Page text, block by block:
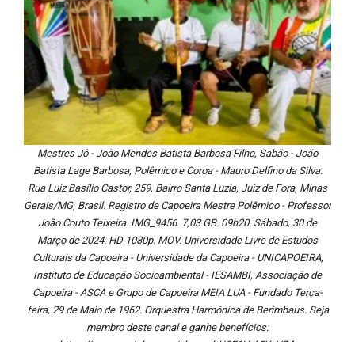
Mestres Jô - João Mendes Batista Barbosa Filho, Sabão - João
Batista Lage Barbosa, Polêmico e Coroa - Mauro Delfino da Silva.
Rua Luiz Basílio Castor, 259, Bairro Santa Luzia, Juiz de Fora, Minas
Gerais/MG, Brasil. Registro de Capoeira Mestre Polêmico - Professor
João Couto Teixeira. IMG_9456. 7,03 GB. 09h20. Sábado, 30 de
Março de 2024. HD 1080p. MOV. Universidade Livre de Estudos
Culturais da Capoeira - Universidade da Capoeira - UNICAPOEIRA,
Instituto de Educação Socioambiental - IESAMBI, Associação de
Capoeira - ASCA e Grupo de Capoeira MEIA LUA - Fundado Terça-
feira, 29 de Maio de 1962. Orquestra Harmônica de Berimbaus. Seja
membro deste canal e ganhe benefícios: